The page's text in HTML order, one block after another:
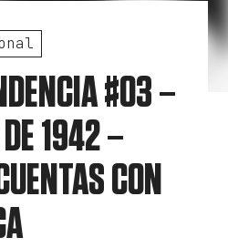
#03 –
1942 –
CON